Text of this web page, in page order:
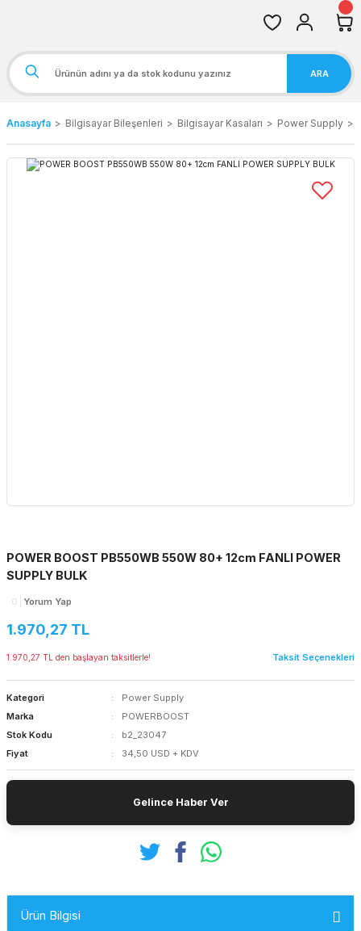
ARA
Anasayfa Bilgisayar Bileşenleri Bilgisayar Kasaları Power Supply
POWER BOOST PB550WB 550W 80+ 12cm FANLI POWER
SUPPLY BULK
0 Yorum Yap
1.970,27 TL
1.970,27 TL den başlayan taksitlerle! Taksit Seçenekleri
Kategori
Power Supply
Marka
POWERBOOST
Stok Kodu
b2_23047
Fiyat
34,50 USD + KDV
Gelince Haber Ver
Ürün Bilgisi